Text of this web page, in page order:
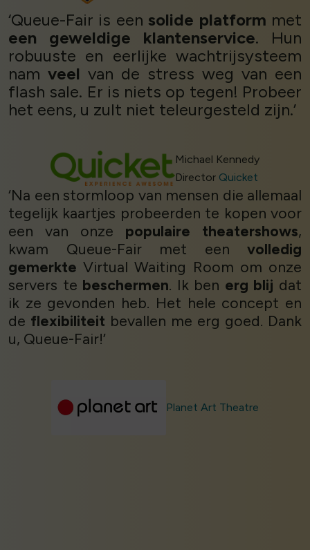
‘Queue-Fair is eensolide platform met
een geweldige klantenservice. Hun
robuuste en eerlijke wachtrijsysteem
nam veel van de stress weg van een
flash sale. Er is niets op tegen! Probeer
het eens, u zult niet teleurgesteld zijn.’
Michael Kennedy
Director Quicket
‘Na een stormloop van mensen die allemaal
tegelijk kaartjes probeerden te kopen voor
een van onze populaire theatershows,
kwam Queue-Fair met een volledig
gemerkte Virtual Waiting Room om onze
servers te beschermen. Ik ben erg blij dat
ik ze gevonden heb. Het hele concept en
de flexibiliteit bevallen me erg goed. Dank
u, Queue-Fair!’
Planet Art Theatre